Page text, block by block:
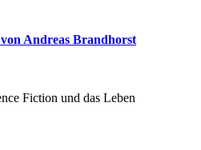
Andreas Brandhorst
Fiction und das Leben